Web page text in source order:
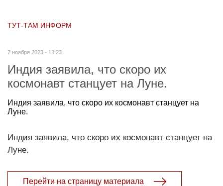
ТУТ-ТАМ ИНФОРМ
7 ноября 2023 - 13:23
Индия заявила, что скоро их
космонавт станцует на Луне.
Индия заявила, что скоро их космонавт станцует на
Луне.
Индия заявила, что скоро их космонавт станцует на
Луне.
Перейти на страницу материала